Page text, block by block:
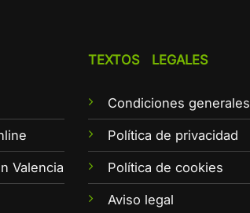
Valencia
TEXTOS LEGALES
Condiciones generales
Política de privacidad
Política de cookies
Aviso legal